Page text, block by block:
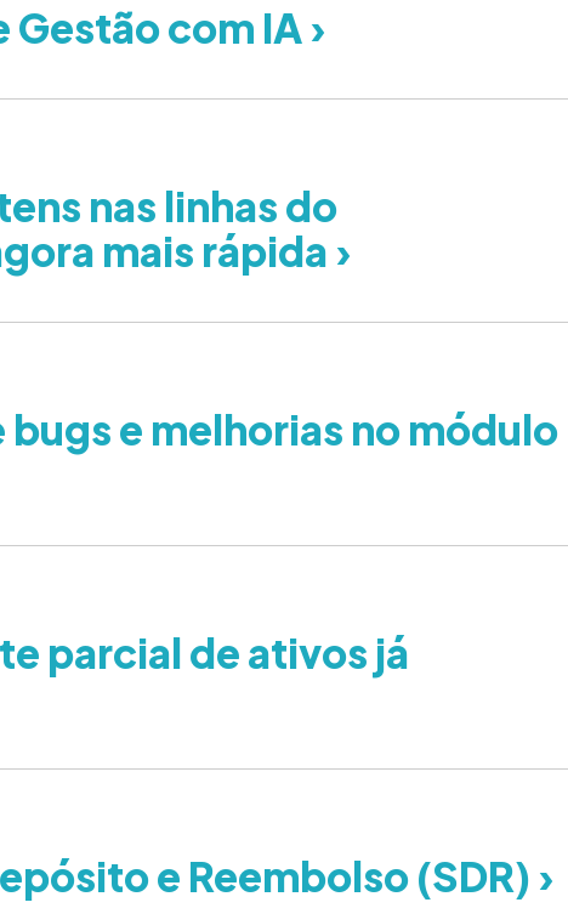
com IA ›
nas linhas do
mais rápida ›
bugs e melhorias no módulo
parcial de ativos já
e Reembolso (SDR) ›